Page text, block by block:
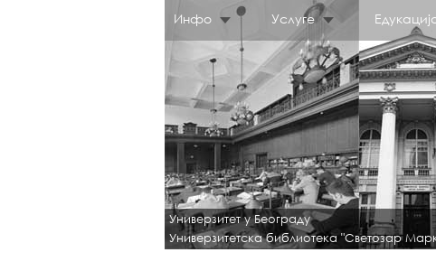
Инфо Услуге
Универзитет у Београду
Универзитетска библиотека "Светозар